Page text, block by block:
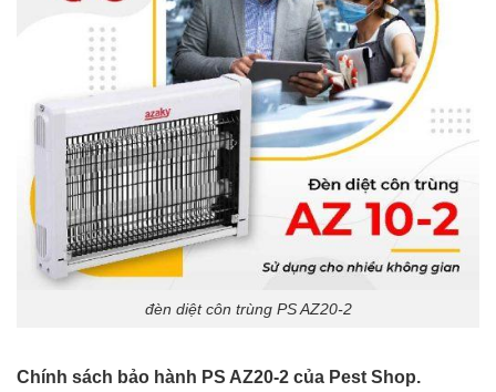
đèn diệt côn trùng PS AZ20-2
Chính sách bảo hành PS AZ20-2 của Pest Shop.